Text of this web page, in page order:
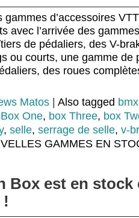
d’accessoires
avec l’arrivée des
de pédaliers, des V-
ou courts, une gamme de
des roues
Matos Also tagged bmx
Box One, box Three, box
, selle, serrage de selle, v-
GAMMES EN
Box est en stock
!